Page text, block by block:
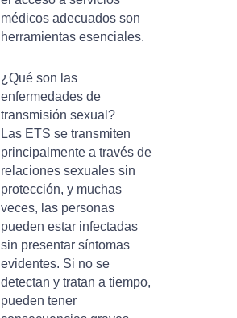
médicos adecuados son
herramientas esenciales.
¿Qué son las
enfermedades de
transmisión sexual?
Las ETS se transmiten
principalmente a través de
relaciones sexuales sin
protección, y muchas
veces, las personas
pueden estar infectadas
sin presentar síntomas
evidentes. Si no se
detectan y tratan a tiempo,
pueden tener